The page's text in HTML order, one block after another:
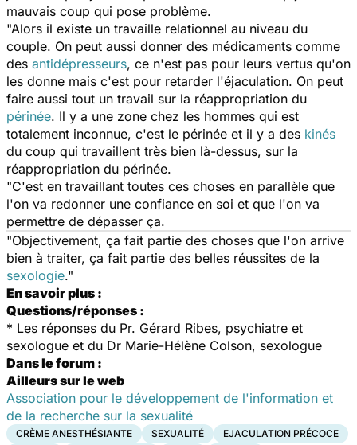
mauvais coup qui pose problème.
"Alors il existe un travaille relationnel au niveau du
couple. On peut aussi donner des médicaments comme
des antidépresseurs, ce n'est pas pour leurs vertus qu'on
les donne mais c'est pour retarder l'éjaculation. On peut
faire aussi tout un travail sur la réappropriation du
périnée. Il y a une zone chez les hommes qui est
totalement inconnue, c'est le périnée et il y a des kinés
du coup qui travaillent très bien là-dessus, sur la
réappropriation du périnée.
"C'est en travaillant toutes ces choses en parallèle que
l'on va redonner une confiance en soi et que l'on va
permettre de dépasser ça.
"Objectivement, ça fait partie des choses que l'on arrive
bien à traiter, ça fait partie des belles réussites de la
sexologie."
En savoir plus :
Questions/réponses :
* Les réponses du Pr. Gérard Ribes, psychiatre et
sexologue et du Dr Marie-Hélène Colson, sexologue
Dans le forum :
Ailleurs sur le web
Association pour le développement de l'information et
de la recherche sur la sexualité
CRÈME ANESTHÉSIANTE SEXUALITÉ
EJACULATION PRÉCOCE